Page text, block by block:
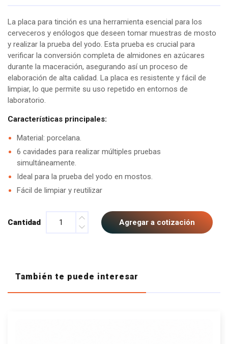
La placa para tinción es una herramienta esencial para los
cerveceros y enólogos que deseen tomar muestras de mosto
y realizar la prueba del yodo. Esta prueba es crucial para
verificar la conversión completa de almidones en azúcares
durante la maceración, asegurando así un proceso de
elaboración de alta calidad. La placa es resistente y fácil de
limpiar, lo que permite su uso repetido en entornos de
laboratorio.
Características principales:
Material: porcelana.
6 cavidades para realizar múltiples pruebas
simultáneamente.
Ideal para la prueba del yodo en mostos.
Fácil de limpiar y reutilizar
Cantidad Agregar a cotización
También te puede interesar